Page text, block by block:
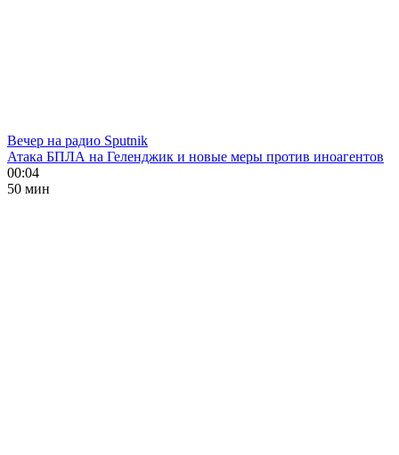
Вечер на радио Sputnik
Атака БПЛА на Геленджик и новые меры против иноагентов
00:04
50 мин